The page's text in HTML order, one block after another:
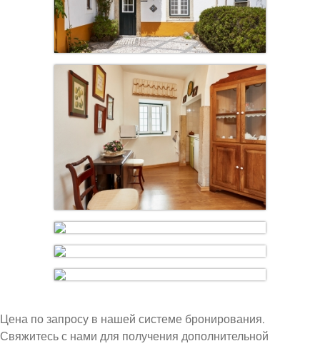
Цена по запросу в нашей системе бронирования.
Свяжитесь с нами для получения дополнительной